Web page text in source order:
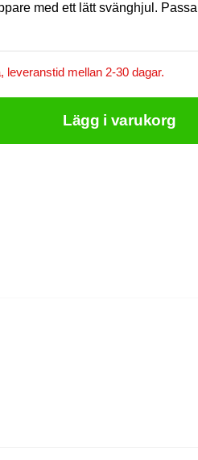
med ett lätt svänghjul.
leveranstid mellan 2-30 dagar.
Lägg i varukorg